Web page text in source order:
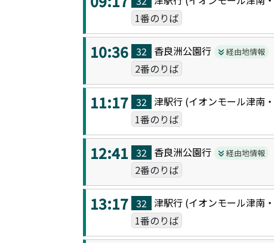
1番のりば
10:36 32 香良洲公園行 経由地情報
2番のりば
11:17 32 津駅行 (イオンモール津南
1番のりば
12:41 32 香良洲公園行 経由地情報
2番のりば
13:17 32 津駅行 (イオンモール津南
1番のりば